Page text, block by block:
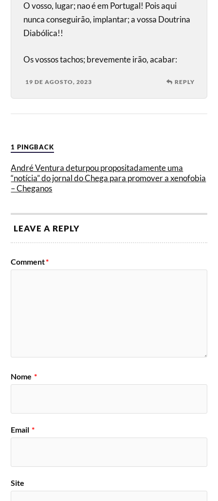
O vosso, lugar; nao é em Portugal! Pois aqui
nunca conseguirão, implantar; a vossa Doutrina
Diabólica!!
Os vossos tachos; brevemente irão, acabar:
19 DE AGOSTO, 2023 REPLY
1 PINGBACK
André Ventura deturpou propositadamente uma
“notícia” do jornal do Chega para promover a xenofobia
– Cheganos
LEAVE A REPLY
Comment*
Nome *
Email *
Site